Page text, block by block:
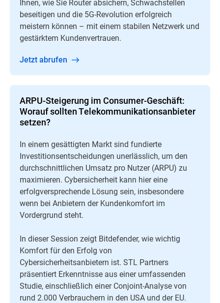
Ihnen, wie Sie Router absichern, Schwachstellen
beseitigen und die 5G-Revolution erfolgreich
meistern können – mit einem stabilen Netzwerk und
gestärktem Kundenvertrauen.
Jetzt abrufen
ARPU-Steigerung im Consumer-Geschäft:
Worauf sollten Telekommunikationsanbieter
setzen?
In einem gesättigten Markt sind fundierte
Investitionsentscheidungen unerlässlich, um den
durchschnittlichen Umsatz pro Nutzer (ARPU) zu
maximieren. Cybersicherheit kann hier eine
erfolgversprechende Lösung sein, insbesondere
wenn bei Anbietern der Kundenkomfort im
Vordergrund steht.
In dieser Session zeigt Bitdefender, wie wichtig
Komfort für den Erfolg von
Cybersicherheitsanbietern ist. STL Partners
präsentiert Erkenntnisse aus einer umfassenden
Studie, einschließlich einer Conjoint-Analyse von
rund 2.000 Verbrauchern in den USA und der EU.